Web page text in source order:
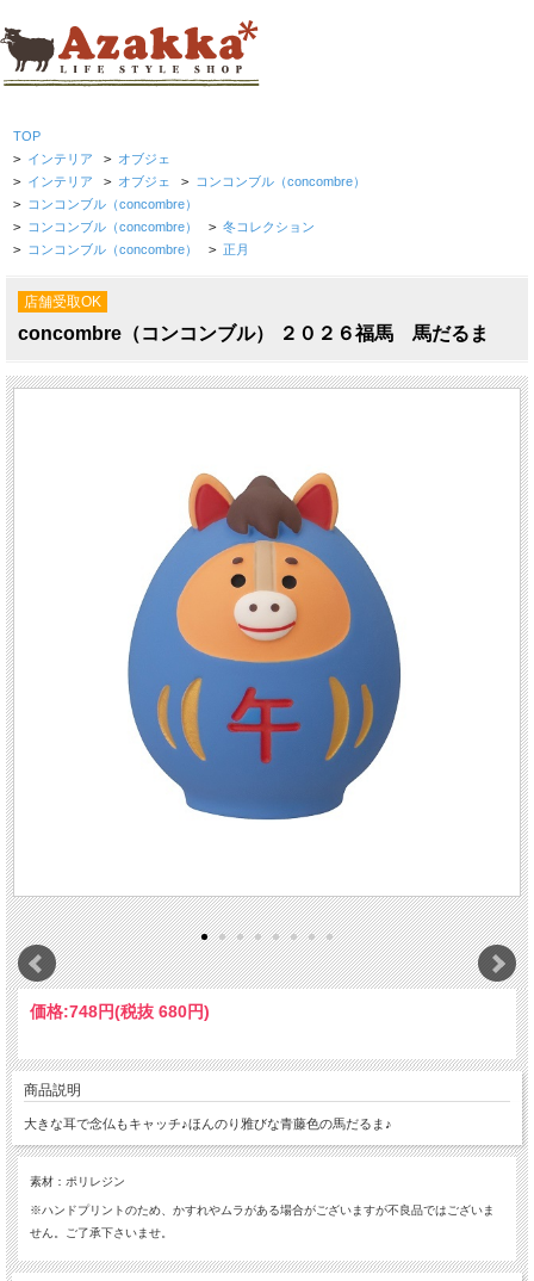
TOP
> インテリア > オブジェ
> インテリア > オブジェ > コンコンブル（concombre）
> コンコンブル（concombre）
> コンコンブル（concombre） > 冬コレクション
> コンコンブル（concombre） > 正月
店舗受取OK
concombre（コンコンブル） ２０２６福馬 馬だるま
価格:748円(税抜 680円)
商品説明
大きな耳で念仏もキャッチ♪ほんのり雅びな青藤色の馬だるま♪
素材：ポリレジン
※ハンドプリントのため、かすれやムラがある場合がございますが不良品ではございま
せん。ご了承下さいませ。